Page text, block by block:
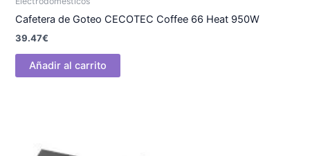
Cafetera de Goteo CECOTEC Coffee 66 Heat 950W
39.47€
Añadir al carrito